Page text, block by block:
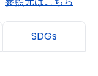
SDGs